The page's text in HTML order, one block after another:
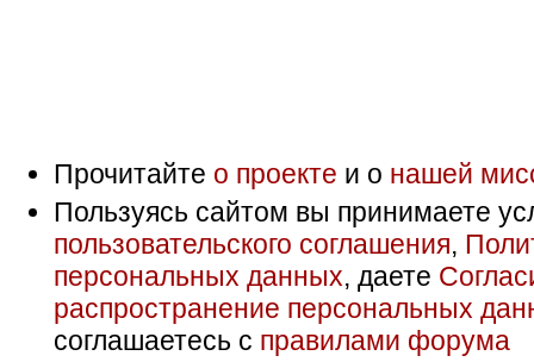
Прочитайте о проекте и о нашей
Пользуясь сайтом вы принимаете
пользовательского соглашения,
персональных данных, даете
распространение персональных
соглашаетесь с правилами форума